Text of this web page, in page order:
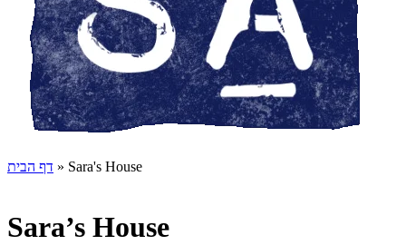
דף הבית » Sara's House
Sara’s House